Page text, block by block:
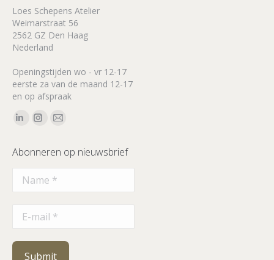
Loes Schepens Atelier
Weimarstraat 56
2562 GZ Den Haag
Nederland
Openingstijden wo - vr 12-17
eerste za van de maand 12-17
en op afspraak
Vind ons op:
Linkedin
opens
Instagram
opens
Mail
opens
Abonneren op nieuwsbrief